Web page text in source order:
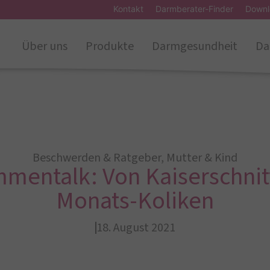
Kontakt Darmberater-Finder
Über uns Produkte Darmgesundheit
Beschwerden & Ratgeber, Mutter & Kind
Von
Monats-Koliken
18. August 2021